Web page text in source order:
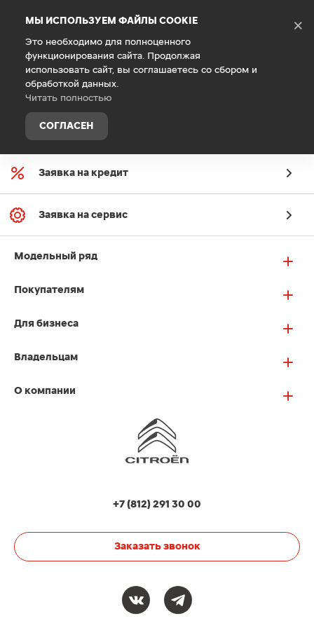
МЫ ИСПОЛЬЗУЕМ ФАЙЛЫ COOKIE
Это необходимо для полноценного
функционирования сайта. Продолжая
использовать сайт, вы соглашаетесь со сбором и
обработкой данных.
Читать полностью
СОГЛАСЕН
×
Заявка на онлайн-оценку
Заявка на кредит
Заявка на сервис
Модельный ряд
Покупателям
Для бизнеса
Владельцам
О компании
+7 (812) 291 30 00
Заказать звонок